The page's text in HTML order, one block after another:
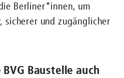
Berliner*innen, um
sicherer und zugänglicher
Baustelle auch